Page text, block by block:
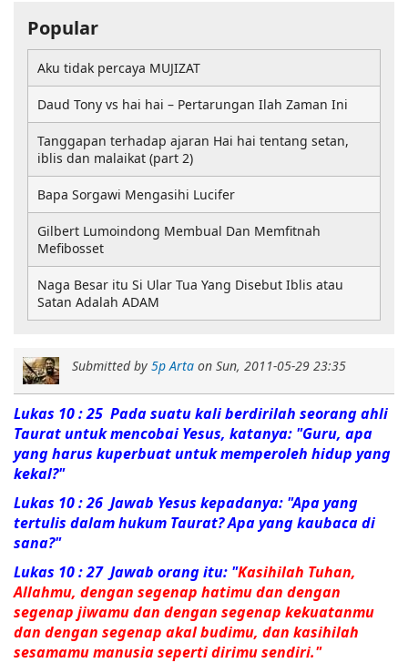
Submitted by 5p Arta on Sun, 2011-05-29 23:35
Lukas 10 : 25 Pada suatu kali berdirilah seorang ahli
Taurat untuk mencobai Yesus, katanya: "Guru, apa
yang harus kuperbuat untuk memperoleh hidup yang
kekal?"
Lukas 10 : 26 Jawab Yesus kepadanya: "Apa yang
tertulis dalam hukum Taurat? Apa yang kaubaca di
sana?"
Lukas 10 : 27 Jawab orang itu: "Kasihilah Tuhan,
Allahmu, dengan segenap hatimu dan dengan
segenap jiwamu dan dengan segenap kekuatanmu
dan dengan segenap akal budimu, dan kasihilah
sesamamu manusia seperti dirimu sendiri."
Popular
Aku tidak percaya MUJIZAT
Daud Tony vs hai hai – Pertarungan Ilah Zaman Ini
Tanggapan terhadap ajaran Hai hai tentang setan,
iblis dan malaikat (part 2)
Bapa Sorgawi Mengasihi Lucifer
Gilbert Lumoindong Membual Dan Memfitnah
Mefibosset
Naga Besar itu Si Ular Tua Yang Disebut Iblis atau
Satan Adalah ADAM